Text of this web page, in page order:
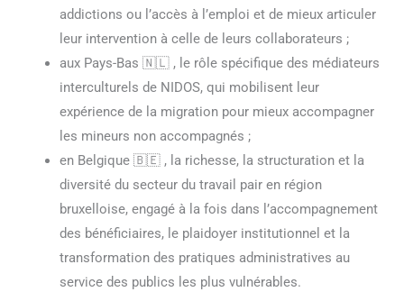
addictions ou l’accès à l’emploi et de mieux articuler
leur intervention à celle de leurs collaborateurs ;
aux Pays-Bas 🇳🇱 , le rôle spécifique des médiateurs
interculturels de NIDOS, qui mobilisent leur
expérience de la migration pour mieux accompagner
les mineurs non accompagnés ;
en Belgique 🇧🇪 , la richesse, la structuration et la
diversité du secteur du travail pair en région
bruxelloise, engagé à la fois dans l’accompagnement
des bénéficiaires, le plaidoyer institutionnel et la
transformation des pratiques administratives au
service des publics les plus vulnérables.